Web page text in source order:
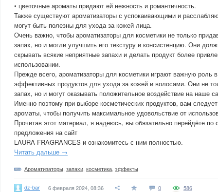
• цветочные ароматы придают ей нежность и романтичность.
Также существуют ароматизаторы с успокаивающими и
могут быть полезны для ухода за кожей лица.
Очень важно, чтобы ароматизаторы для косметики не только
запах, но и могли улучшить его текстуру и консистенцию. Они
скрывать всякие неприятные запахи и делать продукт более
использовании.
Прежде всего, ароматизаторы для косметики играют важную роль
эффективных продуктов для ухода за кожей и волосами. Они не
запах, но и могут оказывать положительное воздействие на наше
Именно поэтому при выборе косметических продуктов, вам
ароматы, чтобы получить максимальное удовольствие от
Прочитав этот материал, я надеюсь, вы обязательно перейдёте по
предложения на сайт
LAURA FRAGRANCES и ознакомитесь с ним полностью.
Читать дальше →
Ароматизаторы запахи косметика эффекты
dz-bar 6 февраля 2024, 08:36 0 586